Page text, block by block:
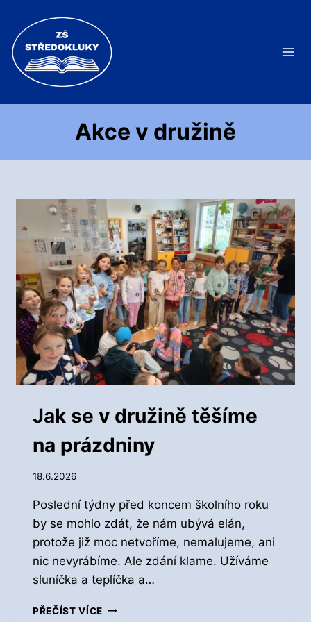
obsah
Akce v družině
Jak se v družině těšíme
na prázdniny
18.6.2026
Poslední týdny před koncem školního roku
by se mohlo zdát, že nám ubývá elán,
protože již moc netvoříme, nemalujeme, ani
nic nevyrábíme. Ale zdání klame. Užíváme
sluníčka a teplíčka a…
PŘEČÍST VÍCE J